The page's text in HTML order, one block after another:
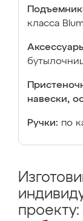
класса
навески,
Ручки: по
проекту: